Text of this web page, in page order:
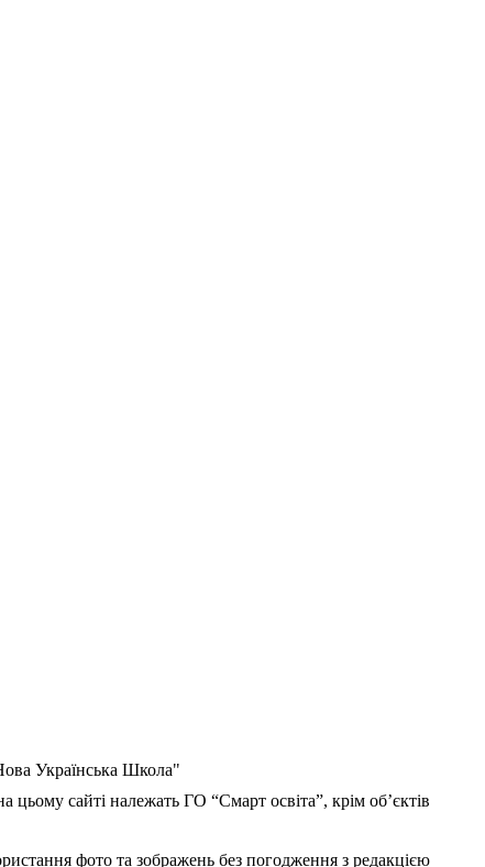
Українська Школа"
цьому сайті належать ГО “Смарт освіта”, крім об’єктів
фото та зображень без погодження з редакцією